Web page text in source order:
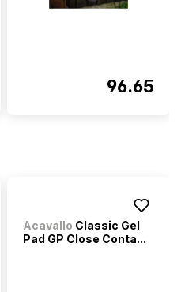
96.65
Acavallo Classic Gel
Pad GP Close Conta...